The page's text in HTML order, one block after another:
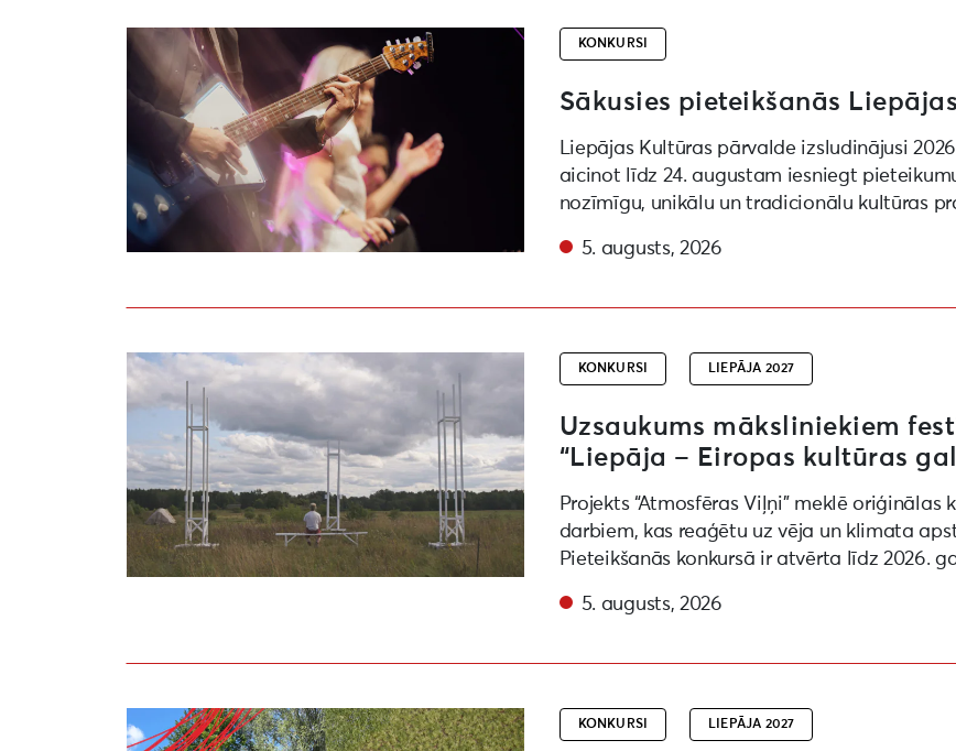
KONKURSI
Sākusies pieteikšanās
Liepājas Kultūras pārvalde izsludinājusi
aicinot līdz 24. augustam iesniegt
nozīmīgu, unikālu un tradicionālu kultūras
5. augusts, 2026
KONKURSI LIEPĀJA 2027
Uzsaukums māksliniekiem
“Liepāja – Eiropas kultūras
Projekts “Atmosfēras Viļņi” meklē oriģinālas
darbiem, kas reaģētu uz vēja un klimata
Pieteikšanās konkursā ir atvērta līdz 2026.
5. augusts, 2026
KONKURSI LIEPĀJA 2027